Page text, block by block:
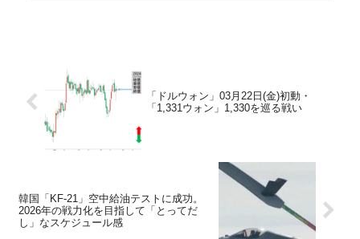
「ドルウォン」03月22日(金)初動・
「1,331ウォン」1,330を巡る戦い
韓国「KF-21」空中給油テストに成功。
2026年の戦力化を目指して「とってだ
し」なスケジュール感